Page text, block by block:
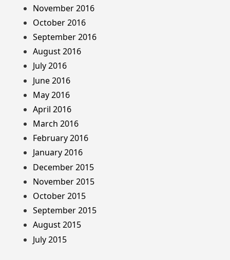
November 2016
October 2016
September 2016
August 2016
July 2016
June 2016
May 2016
April 2016
March 2016
February 2016
January 2016
December 2015
November 2015
October 2015
September 2015
August 2015
July 2015